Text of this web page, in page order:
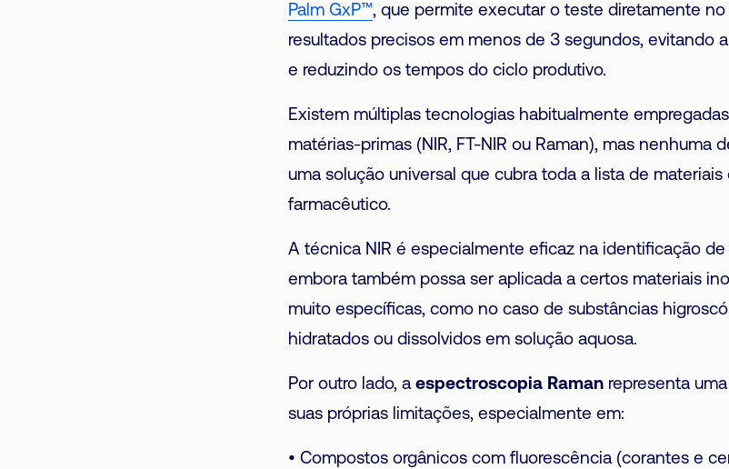
Palm GxP™, que permite executar o teste diretamente
resultados precisos em menos de 3 segundos, evitando
e reduzindo os tempos do ciclo produtivo.
Existem múltiplas tecnologias habitualmente
matérias-primas (NIR, FT-NIR ou Raman), mas nenhuma
uma solução universal que cubra toda a lista de
farmacêutico.
A técnica NIR é especialmente eficaz na identificação
embora também possa ser aplicada a certos materiais
muito específicas, como no caso de substâncias
hidratados ou dissolvidos em solução aquosa.
Por outro lado, a espectroscopia Raman representa
suas próprias limitações, especialmente em:
• Compostos orgânicos com fluorescência (corantes e